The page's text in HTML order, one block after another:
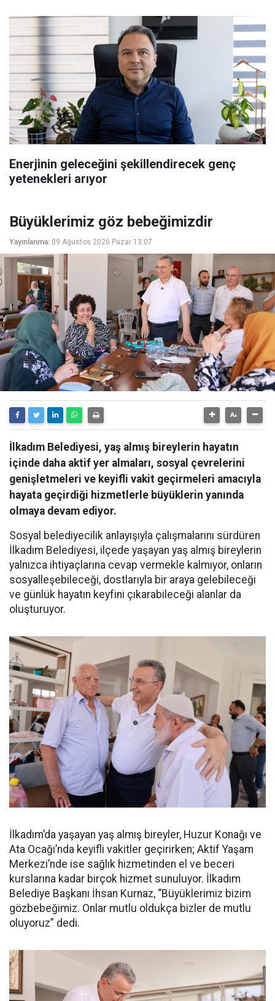
Enerjinin geleceğini şekillendirecek genç
yetenekleri arıyor
Büyüklerimiz göz bebeğimizdir
Yayınlanma: 09 Ağustos 2026 Pazar 13:07
İlkadım Belediyesi, yaş almış bireylerin hayatın
içinde daha aktif yer almaları, sosyal çevrelerini
genişletmeleri ve keyifli vakit geçirmeleri amacıyla
hayata geçirdiği hizmetlerle büyüklerin yanında
olmaya devam ediyor.
Sosyal belediyecilik anlayışıyla çalışmalarını sürdüren
İlkadım Belediyesi, ilçede yaşayan yaş almış bireylerin
yalnızca ihtiyaçlarına cevap vermekle kalmıyor, onların
sosyalleşebileceği, dostlarıyla bir araya gelebileceği
ve günlük hayatın keyfini çıkarabileceği alanlar da
oluşturuyor.
İlkadım’da yaşayan yaş almış bireyler, Huzur Konağı ve
Ata Ocağı’nda keyifli vakitler geçirirken; Aktif Yaşam
Merkezi’nde ise sağlık hizmetinden el ve beceri
kurslarına kadar birçok hizmet sunuluyor. İlkadım
Belediye Başkanı İhsan Kurnaz, “Büyüklerimiz bizim
gözbebeğimiz. Onlar mutlu oldukça bizler de mutlu
oluyoruz” dedi.